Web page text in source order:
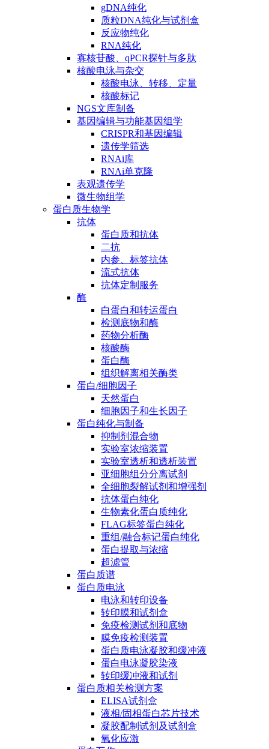
gDNA纯化
质粒DNA纯化与试剂盒
反应物纯化
RNA纯化
寡核苷酸、qPCR探针与多肽
核酸电泳与杂交
核酸电泳、转移、定量
核酸标记
NGS文库制备
基因编辑与功能基因组学
CRISPR和基因编辑
遗传学筛选
RNAi库
RNAi单克隆
表观遗传学
微生物组学
蛋白质生物学
抗体
蛋白质和抗体
二抗
内参、标签抗体
流式抗体
抗体定制服务
酶
白蛋白和转运蛋白
检测底物和酶
药物分析酶
核酸酶
蛋白酶
组织解离相关酶类
蛋白/细胞因子
天然蛋白
细胞因子和生长因子
蛋白纯化与制备
抑制剂混合物
实验室浓缩装置
实验室透析和透析装置
亚细胞组分分离试剂
全细胞裂解试剂和增强剂
抗体蛋白纯化
生物素化蛋白质纯化
FLAG标签蛋白纯化
重组/融合标记蛋白纯化
蛋白提取与浓缩
超滤管
蛋白质谱
蛋白质电泳
电泳和转印设备
转印膜和试剂盒
免疫检测试剂和底物
膜免疫检测装置
蛋白质电泳凝胶和缓冲液
蛋白电泳凝胶染液
转印缓冲液和试剂
蛋白质相关检测方案
ELISA试剂盒
液相/固相蛋白芯片技术
凝胶配制试剂及试剂盒
氧化应激